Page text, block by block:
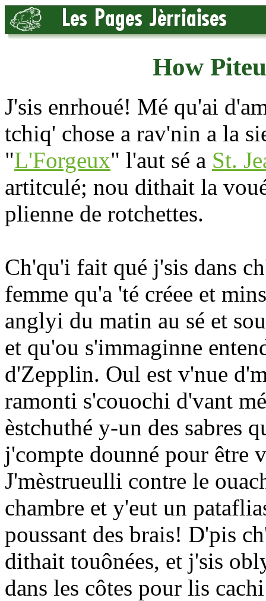
How
J'sis enrhoué! Mé qu'ai
tchiq' chose a rav'nin a la
"L'Forgeux" l'aut sé a St.
artitculé; nou dithait la
plienne de rotchettes.
Ch'qu'i fait qué j'sis dans
femme qu'a 'té créee et
anglyi du matin au sé et
et qu'ou s'immaginne
d'Zepplin. Oul est v'nue
ramonti s'couochi d'vant
èstchuthé y-un des sabres
j'compte dounné pour être
J'mèstrueulli contre le
chambre et y'eut un
poussant des brais! D'pis
dithait touônées, et j'sis
dans les côtes pour lis